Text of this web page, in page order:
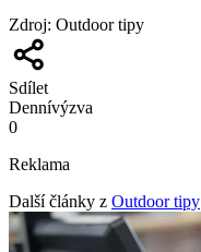
Zdroj: Outdoor tipy
Sdílet
Dennívýzva
0
Reklama
Další články z Outdoor tipy